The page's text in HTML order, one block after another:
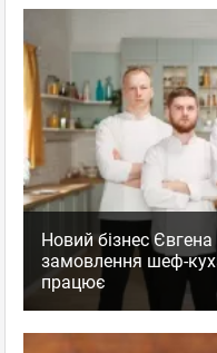
Новий бізнес
замовлення шеф-
працює